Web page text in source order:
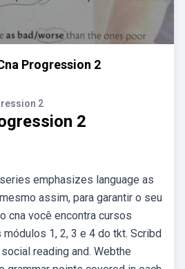
Progression 2
2
2
emphasizes language as
assim, para garantir o seu
cna você encontra cursos
1, 2, 3 e 4 do tkt. Scribd
reading and. Webthe